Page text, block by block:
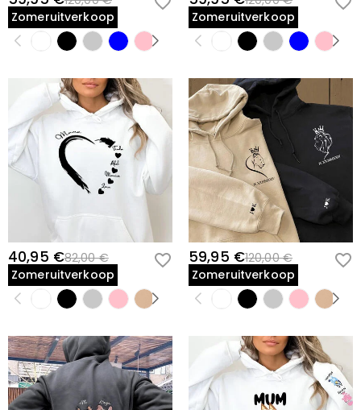
Zomeruitverkoop
Zomeruitverkoop
40,95 €82,00 €
Zomeruitverkoop
59,95 €120,00 €
Zomeruitverkoop